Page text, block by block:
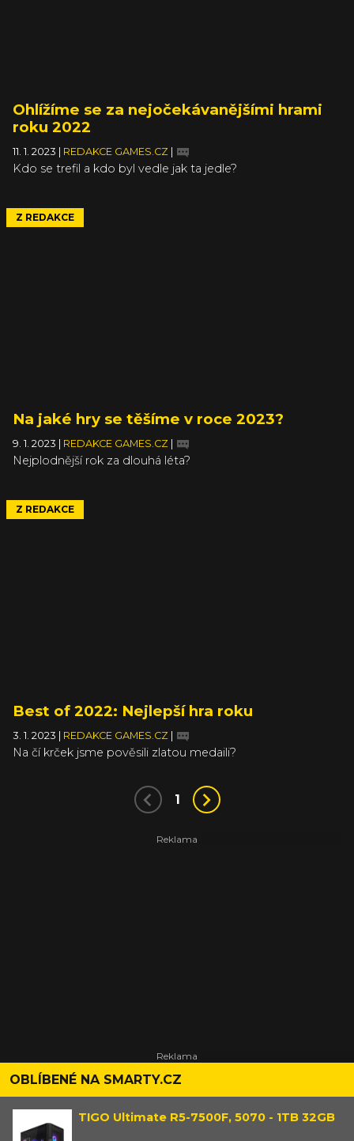
Ohlížíme se za nejočekávanějšími hrami
roku 2022
11. 1. 2023 REDAKCE GAMES.CZ
Kdo se trefil a kdo byl vedle jak ta jedle?
Z REDAKCE
Na jaké hry se těšíme v roce 2023?
9. 1. 2023 REDAKCE GAMES.CZ
Nejplodnější rok za dlouhá léta?
Z REDAKCE
Best of 2022: Nejlepší hra roku
3. 1. 2023 REDAKCE GAMES.CZ
Na čí krček jsme pověsili zlatou medaili?
1
OBLÍBENÉ NA SMARTY.CZ
TIGO Ultimate R5-7500F, 5070 - 1TB 32GB